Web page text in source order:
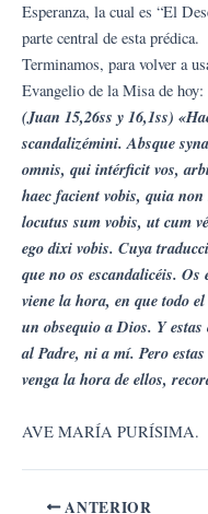
Esperanza, la cual es “El
parte central de esta prédica.
Terminamos, para volver a
Evangelio de la Misa de hoy:
(Juan 15,26ss y 16,1ss)
scandalizémini. Absque
omnis, qui intérficit vos,
haec facient vobis, quia
locutus sum vobis, ut cum
ego dixi vobis. Cuya
que no os escandalicéis.
viene la hora, en que todo
un obsequio a Dios. Y
al Padre, ni a mí. Pero
venga la hora de ellos,
AVE MARÍA PURÍSIMA.
ANTERIOR